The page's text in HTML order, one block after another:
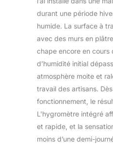
durant une période
humide. La surface à
avec des murs en
chape encore en cours
d’humidité initial
atmosphère moite et
travail des artisans.
fonctionnement, le
L’hygromètre intégré
et rapide, et la
moins d’une demi-